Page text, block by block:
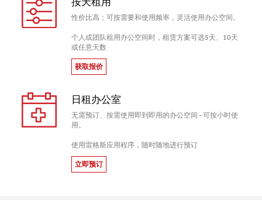
性价比高；可按需要和使用频率，灵活使用办公空间。
个人或团队租用办公空间时，租赁方案可选5天、10天
或任意天数
获取报价
日租办公室
无需预订、按需使用即到即用的办公空间 - 可按小时使
用。
使用雷格斯应用程序，随时随地进行预订
立即预订